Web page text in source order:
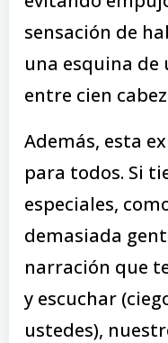
sensación de
una esquina
entre cien
Además, esta
para todos. Si
especiales,
demasiada
narración que
y escuchar
ustedes),